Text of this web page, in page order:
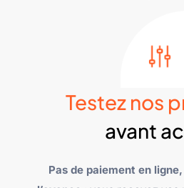
Testez nos
avant
Pas de paiement en